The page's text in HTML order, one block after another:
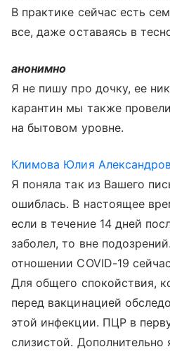
В практике сейчас есть
все, даже оставаясь в
анонимно
Я не пишу про дочку, ее
карантин мы также
на бытовом уровне.
Климова Юлия
Я поняла так из Вашего
ошиблась. В настоящее
если в течение 14 дней
заболел, то вне
отношении COVID-19
Для общего спокойствия,
перед вакцинацией
этой инфекции. ПЦР в
слизистой.